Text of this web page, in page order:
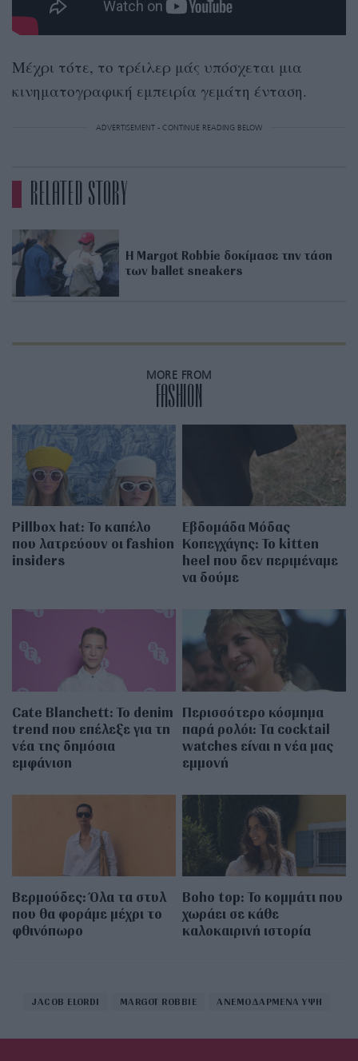
Μέχρι τότε, το τρέιλερ μάς υπόσχεται μια
κινηματογραφική εμπειρία γεμάτη ένταση.
ADVERTISEMENT - CONTINUE READING BELOW
RELATED STORY
Η Margot Robbie δοκίμασε την τάση
των ballet sneakers
MORE FROM
FASHION
Pillbox hat: Το καπέλο
που λατρεύουν οι fashion
insiders
Εβδομάδα Μόδας
Κοπεγχάγης: Το kitten
heel που δεν περιμέναμε
να δούμε
Cate Blanchett: Το denim
trend που επέλεξε για τη
νέα της δημόσια
εμφάνιση
Περισσότερο κόσμημα
παρά ρολόι: Τα cocktail
watches είναι η νέα μας
εμμονή
Βερμούδες: Όλα τα στυλ
που θα φοράμε μέχρι το
φθινόπωρο
Boho top: Το κομμάτι που
χωράει σε κάθε
καλοκαιρινή ιστορία
JACOB ELORDI MARGOT ROBBIE ΑΝΕΜΟΔΑΡΜΕΝΑ ΥΨΗ